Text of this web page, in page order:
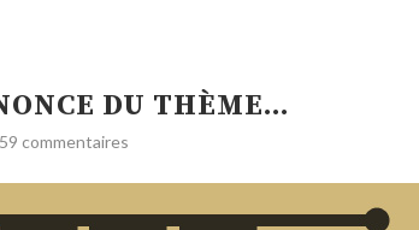
DU THÈME…
commentaires